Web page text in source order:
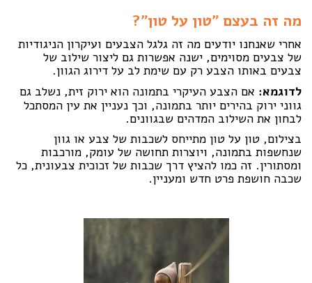
מה זה בעצם "טון על טון"?
אחרי שאנחנו יודעים מה זה גלגל הצבעים ועיקרון הניגודיות
של צבעים מסוימים, ישנה אפשרות גם ליצור שילוב של
צבעים באותו הצבע רק עם שימת לב על דירוג הגוון.
לדוגמא:אם הצבע העיקרי בתמונה הוא ירוק זית, נשלב גם
גווני ירוק בהירים יותר בתמונה, וכך נעניין את עין המסתכל
לבחון את השילוב המדהים שבגוונים.
בצילום, טון על טון מתייחס לשכבות של צבע או גוון
שנחשפות בתמונה, ויוצרות תחושה של עומק, מורכבות
ומסתורין. זה כמו להציץ דרך שכבות של זכוכית צבעונית, כל
שכבה חושפת פרט חדש ומעניין.